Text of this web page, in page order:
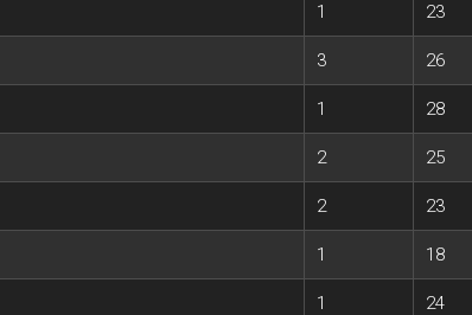
1 23
3 26
1 28
2 25
2 23
1 18
1 24